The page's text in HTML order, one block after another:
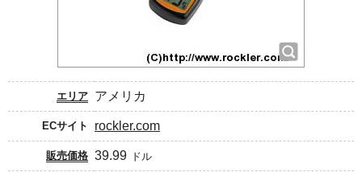
エリア アメリカ
ECサイト rockler.com
販売価格 39.99 ドル